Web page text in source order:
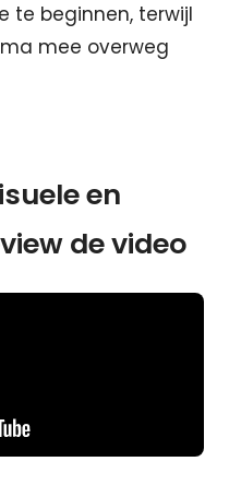
te beginnen, terwijl
mee overweg
en
de video